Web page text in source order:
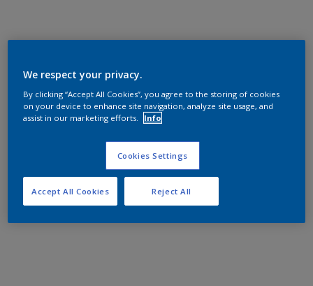
We respect your privacy.
By clicking “Accept All Cookies”, you agree to the storing of cookies
on your device to enhance site navigation, analyze site usage, and
assist in our marketing efforts.
Info
Cookies Settings
Reject All
Accept All Cookies